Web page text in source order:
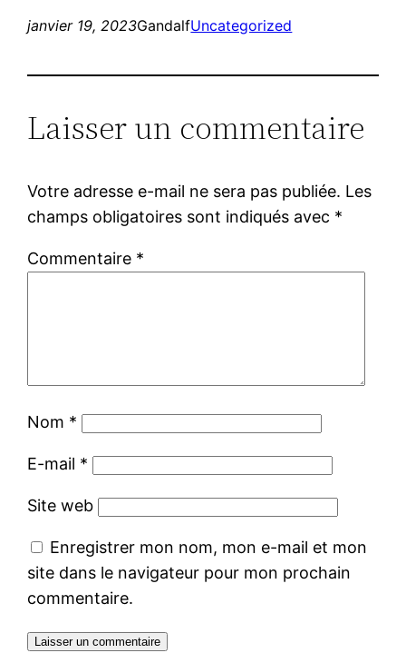
janvier 19, 2023GandalfUncategorized
Laisser un commentaire
Votre adresse e-mail ne sera pas publiée. Les
champs obligatoires sont indiqués avec *
Commentaire *
Nom *
E-mail *
Site web
Enregistrer mon nom, mon e-mail et mon
site dans le navigateur pour mon prochain
commentaire.